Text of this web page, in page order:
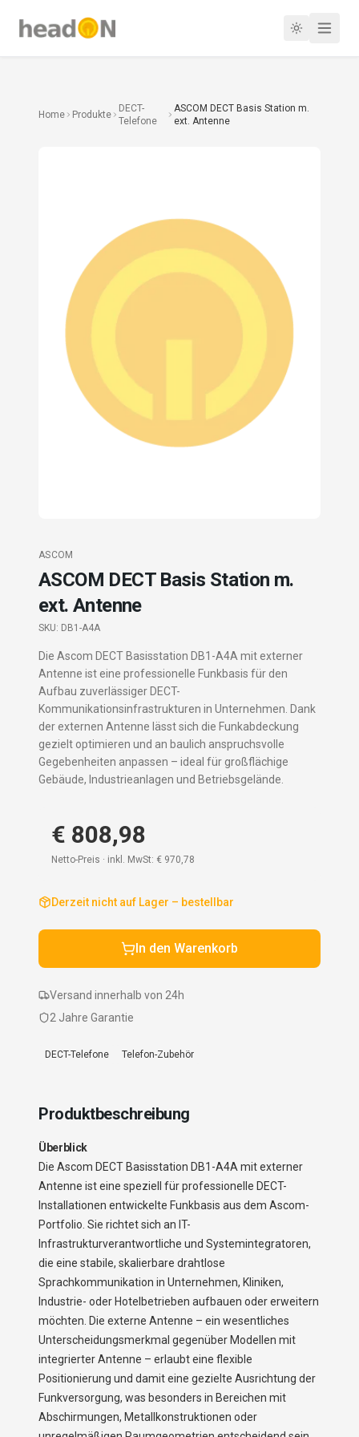
Home Produkte
DECT-
Telefone
ASCOM DECT Basis Station m.
ext. Antenne
ASCOM
ASCOM DECT Basis Station m.
ext. Antenne
SKU: DB1-A4A
Die Ascom DECT Basisstation DB1-A4A mit externer
Antenne ist eine professionelle Funkbasis für den
Aufbau zuverlässiger DECT-
Kommunikationsinfrastrukturen in Unternehmen. Dank
der externen Antenne lässt sich die Funkabdeckung
gezielt optimieren und an baulich anspruchsvolle
Gegebenheiten anpassen – ideal für großflächige
Gebäude, Industrieanlagen und Betriebsgelände.
€ 808,98
Netto-Preis · inkl. MwSt: € 970,78
Derzeit nicht auf Lager – bestellbar
In den Warenkorb
Versand innerhalb von 24h
2 Jahre Garantie
DECT-Telefone Telefon-Zubehör
Produktbeschreibung
Überblick
Die Ascom DECT Basisstation DB1-A4A mit externer
Antenne ist eine speziell für professionelle DECT-
Installationen entwickelte Funkbasis aus dem Ascom-
Portfolio. Sie richtet sich an IT-
Infrastrukturverantwortliche und Systemintegratoren,
die eine stabile, skalierbare drahtlose
Sprachkommunikation in Unternehmen, Kliniken,
Industrie- oder Hotelbetrieben aufbauen oder erweitern
möchten. Die externe Antenne – ein wesentliches
Unterscheidungsmerkmal gegenüber Modellen mit
integrierter Antenne – erlaubt eine flexible
Positionierung und damit eine gezielte Ausrichtung der
Funkversorgung, was besonders in Bereichen mit
Abschirmungen, Metallkonstruktionen oder